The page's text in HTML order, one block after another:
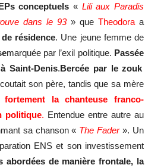
conceptuels « Lili aux Paradis
dans le 93» que Theodora a
résidence. Une jeune femme de
marquée par l’exil politique. Passée
Saint-Denis.Bercée par le zouk
son père, tandis que sa mère
fortement la chanteuse franco-
politique. Entendue entre autre au
sa chanson « The Fader». Un
ENS et son investissement
abordées de manière frontale, la